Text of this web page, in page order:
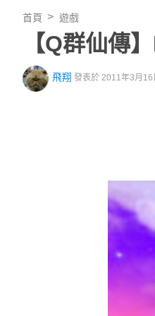
首頁 遊戲
【Q群仙傳
飛翔 發表於 2011年3月16